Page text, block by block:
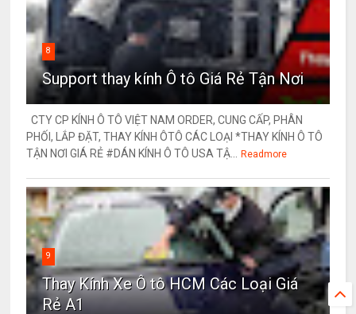
8
Support thay kính Ô tô Giá Rẻ Tận Nơi
CTY CP KÍNH Ô TÔ VIỆT NAM ORDER, CUNG CẤP, PHÂN
PHỐI, LẮP ĐẶT, THAY KÍNH ÔTÔ CÁC LOẠI *THAY KÍNH Ô TÔ
TẬN NƠI GIÁ RẺ #DÁN KÍNH Ô TÔ USA TẬ...
Readmore
9
Thay Kính Xe Ô tô HCM Các Loại Giá
Rẻ A1